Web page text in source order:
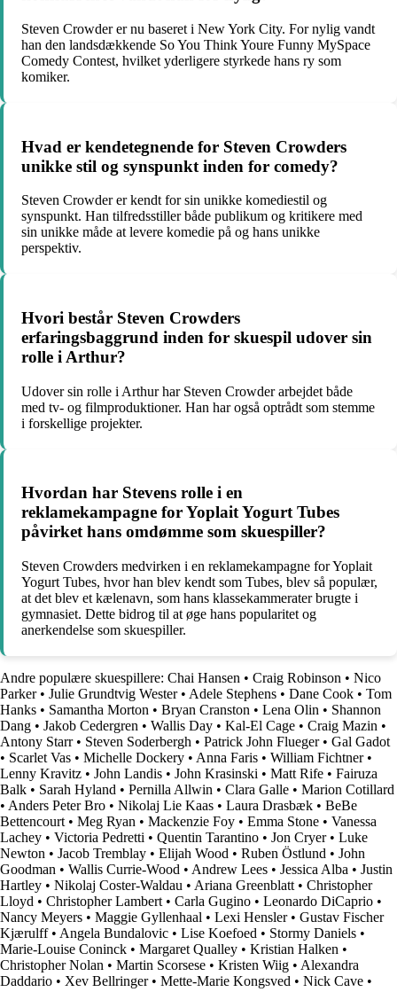
Steven Crowder er nu baseret i New York City. For nylig vandt
han den landsdækkende So You Think Youre Funny MySpace
Comedy Contest, hvilket yderligere styrkede hans ry som
komiker.
Hvad er kendetegnende for Steven Crowders
unikke stil og synspunkt inden for comedy?
Steven Crowder er kendt for sin unikke komediestil og
synspunkt. Han tilfredsstiller både publikum og kritikere med
sin unikke måde at levere komedie på og hans unikke
perspektiv.
Hvori består Steven Crowders
erfaringsbaggrund inden for skuespil udover sin
rolle i Arthur?
Udover sin rolle i Arthur har Steven Crowder arbejdet både
med tv- og filmproduktioner. Han har også optrådt som stemme
i forskellige projekter.
Hvordan har Stevens rolle i en
reklamekampagne for Yoplait Yogurt Tubes
påvirket hans omdømme som skuespiller?
Steven Crowders medvirken i en reklamekampagne for Yoplait
Yogurt Tubes, hvor han blev kendt som Tubes, blev så populær,
at det blev et kælenavn, som hans klassekammerater brugte i
gymnasiet. Dette bidrog til at øge hans popularitet og
anerkendelse som skuespiller.
Andre populære skuespillere: Chai Hansen • Craig Robinson • Nico
Parker• Julie Grundtvig Wester• Adele Stephens • Dane Cook • Tom
Hanks • Samantha Morton • Bryan Cranston • Lena Olin • Shannon
Dang • Jakob Cedergren • Wallis Day • Kal-El Cage • Craig Mazin •
Antony Starr• Steven Soderbergh • Patrick John Flueger• Gal Gadot
• Scarlet Vas • Michelle Dockery • Anna Faris • William Fichtner•
Lenny Kravitz • John Landis • John Krasinski • Matt Rife • Fairuza
Balk • Sarah Hyland • Pernilla Allwin • Clara Galle • Marion Cotillard
• Anders Peter Bro • Nikolaj Lie Kaas • Laura Drasbæk • BeBe
Bettencourt • Meg Ryan • Mackenzie Foy • Emma Stone • Vanessa
Lachey • Victoria Pedretti • Quentin Tarantino • Jon Cryer• Luke
Newton • Jacob Tremblay • Elijah Wood • Ruben Östlund • John
Goodman • Wallis Currie-Wood • Andrew Lees • Jessica Alba • Justin
Hartley • Nikolaj Coster-Waldau • Ariana Greenblatt • Christopher
Lloyd • Christopher Lambert • Carla Gugino • Leonardo DiCaprio •
Nancy Meyers • Maggie Gyllenhaal • Lexi Hensler• Gustav Fischer
Kjærulff• Angela Bundalovic • Lise Koefoed • Stormy Daniels •
Marie-Louise Coninck • Margaret Qualley • Kristian Halken •
Christopher Nolan • Martin Scorsese • Kristen Wiig • Alexandra
Daddario • Xev Bellringer• Mette-Marie Kongsved • Nick Cave •